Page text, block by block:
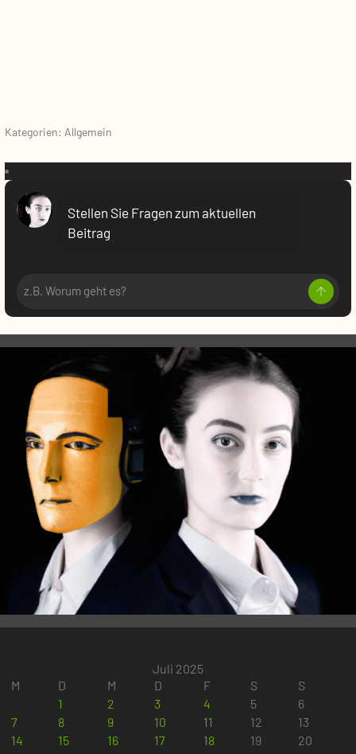
Kategorien: Allgemein
VR:
Stellen Sie Fragen zum aktuellen
Beitrag
Juli 2025
M
D M D F S
S
1
2 3 4 5
6
7
8 9 10 11 12
13
14
15 16 17 18 19
20